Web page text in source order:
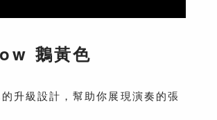
鵝黃色
升級設計，幫助你展現演奏的張